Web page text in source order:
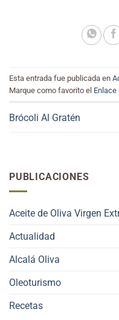
Esta entrada fue publicada en
Marque como favorito el
Brócoli Al Gratén
PUBLICACIONES
Aceite de Oliva Virgen
Actualidad
Alcalá Oliva
Oleoturismo
Recetas